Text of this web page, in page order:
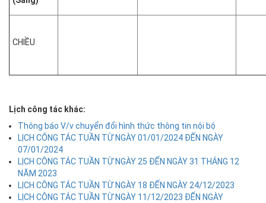
CHIỀU
Lịch công tác khác:
Thông báo V/v chuyển đổi hình thức thông tin nội bộ
LỊCH CÔNG TÁC TUẦN TỪ NGÀY 01/01/2024 ĐẾN NGÀY
07/01/2024
LỊCH CÔNG TÁC TUẦN TỪ NGÀY 25 ĐẾN NGÀY 31 THÁNG 12
NĂM 2023
LỊCH CÔNG TÁC TUẦN TỪ NGÀY 18 ĐẾN NGÀY 24/12/2023
LỊCH CÔNG TÁC TUẦN TỪ NGÀY 11/12/2023 ĐẾN NGÀY